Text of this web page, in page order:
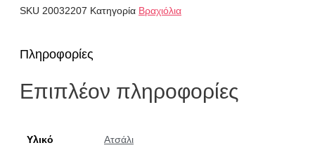
SKU 20032207 Κατηγορία Βραχιόλια
Πληροφορίες
Επιπλέον πληροφορίες
Υλικό Ατσάλι